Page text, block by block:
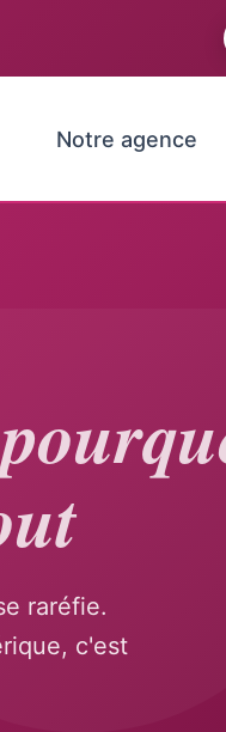
Notre agence
raréfie.
c'est